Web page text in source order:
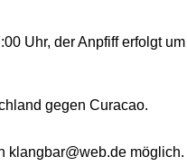
Uhr, der Anpfiff erfolgt um
gegen Curacao.
klangbar@web.de möglich.